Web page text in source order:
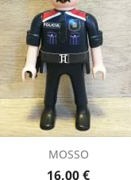
MOSSO
Precio
16,00 €